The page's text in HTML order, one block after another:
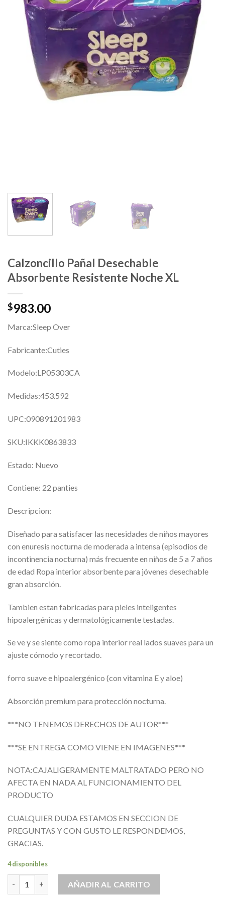
Calzoncillo Pañal Desechable
Absorbente Resistente Noche XL
$983.00
Marca:Sleep Over
Fabricante:Cuties
Modelo:LP05303CA
Medidas:453.592
UPC:090891201983
SKU:IKKK0863833
Estado: Nuevo
Contiene: 22 panties
Descripcion:
Diseñado para satisfacer las necesidades de niños mayores
con enuresis nocturna de moderada a intensa (episodios de
incontinencia nocturna) más frecuente en niños de 5 a 7 años
de edad Ropa interior absorbente para jóvenes desechable
gran absorción.
Tambien estan fabricadas para pieles inteligentes
hipoalergénicas y dermatológicamente testadas.
Se ve y se siente como ropa interior real lados suaves para un
ajuste cómodo y recortado.
forro suave e hipoalergénico (con vitamina E y aloe)
Absorción premium para protección nocturna.
***NO TENEMOS DERECHOS DE AUTOR***
***SE ENTREGA COMO VIENE EN IMAGENES***
NOTA:CAJALIGERAMENTE MALTRATADO PERO NO
AFECTA EN NADA AL FUNCIONAMIENTO DEL
PRODUCTO
CUALQUIER DUDA ESTAMOS EN SECCION DE
PREGUNTAS Y CON GUSTO LE RESPONDEMOS,
GRACIAS.
4 disponibles
Calzoncillo Pañal Desechable Absorbente Resistente Noche XL
AÑADIR AL CARRITO